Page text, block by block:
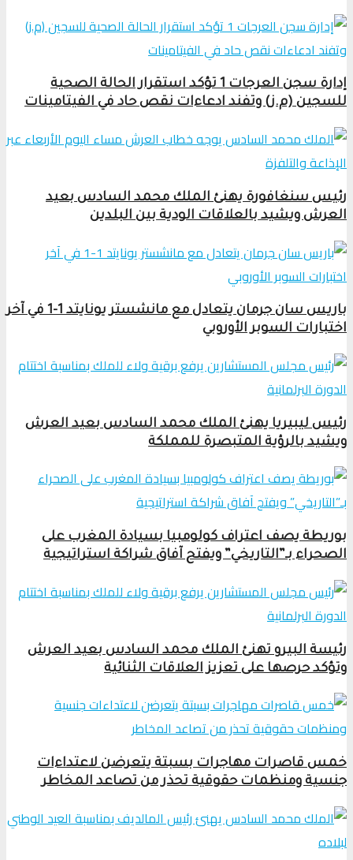
إدارة سجن العرجات 1 تؤكد استقرار الحالة الصحية
للسجين (م.ز) وتفند ادعاءات نقص حاد في الفيتامينات
رئيس سنغافورة يهنئ الملك محمد السادس بعيد
العرش ويشيد بالعلاقات الودية بين البلدين
باريس سان جرمان يتعادل مع مانشستر يونايتد 1-1 في آخر
اختبارات السوبر الأوروبي
رئيس ليبيريا يهنئ الملك محمد السادس بعيد العرش
ويشيد بالرؤية المتبصرة للمملكة
بوريطة يصف اعتراف كولومبيا بسيادة المغرب على
الصحراء بـ”التاريخي” ويفتح آفاق شراكة استراتيجية
رئيسة البيرو تهنئ الملك محمد السادس بعيد العرش
وتؤكد حرصها على تعزيز العلاقات الثنائية
خمس قاصرات مهاجرات بسبتة يتعرضن لاعتداءات
جنسية ومنظمات حقوقية تحذر من تصاعد المخاطر